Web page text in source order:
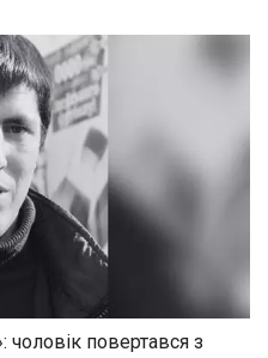
чоловік повертався з